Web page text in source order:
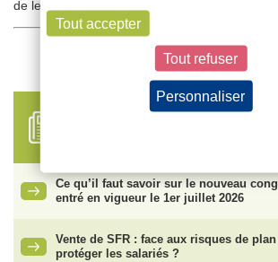
de les réduire davantage.
Retrouvez
Ce qu’il faut savoir sur le nouveau
entré en vigueur le 1er juillet 2026
Vente de SFR : face aux risques de
protéger les salariés ?
Tout accepter
Tout refuser
Personnaliser